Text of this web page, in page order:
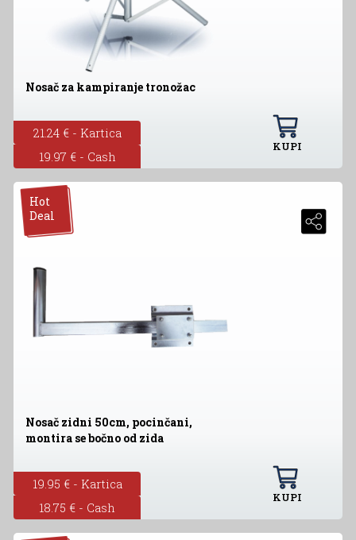
Nosač za kampiranje tronožac
21.24 € - Kartica
19.97 € - Cash
KUPI
Hot
Deal
Nosač zidni 50cm, pocinčani,
montira se bočno od zida
19.95 € - Kartica
18.75 € - Cash
KUPI